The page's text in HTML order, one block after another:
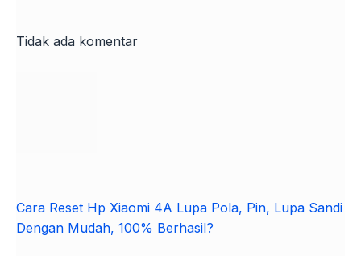
Tidak ada komentar
Cara Reset Hp Xiaomi 4A Lupa Pola, Pin, Lupa Sandi
Dengan Mudah, 100% Berhasil?